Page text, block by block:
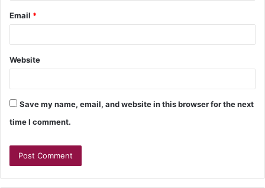
Email *
Website
Save my name, email, and website in this browser for the next
time I comment.